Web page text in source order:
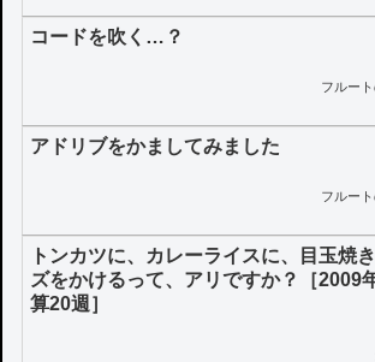
コードを吹く…？
フルー
アドリブをかましてみました
フルー
トンカツに、カレーライスに、目玉焼
ズをかけるって、アリですか？［2009
算20週］